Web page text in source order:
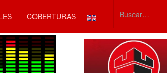
Seleccione su
Type 2 or
COBERTURAS